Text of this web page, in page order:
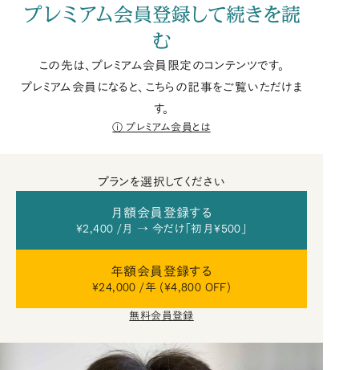
プレミアム会員登録して続きを読
む
この先は、プレミアム会員限定のコンテンツです。
プレミアム会員になると、こちらの記事をご覧いただけま
す。
プレミアム会員とは
プランを選択してください
月額会員登録する
¥2,400 /月 → 今だけ「初月¥500」
年額会員登録する
¥24,000 /年 (¥4,800 OFF)
無料会員登録